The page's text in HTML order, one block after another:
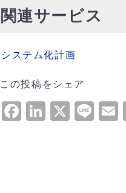
関連サービス
システム化計画
この投稿をシェア
Facebook
X